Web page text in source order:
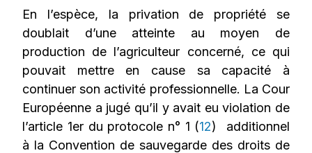
En l’espèce, la privation de propriété se
doublait d’une atteinte au moyen de
production de l’agriculteur concerné, ce qui
pouvait mettre en cause sa capacité à
continuer son activité professionnelle. La Cour
Européenne a jugé qu’il y avait eu violation de
l’article 1er du protocole n° 1 (12) additionnel
à la Convention de sauvegarde des droits de